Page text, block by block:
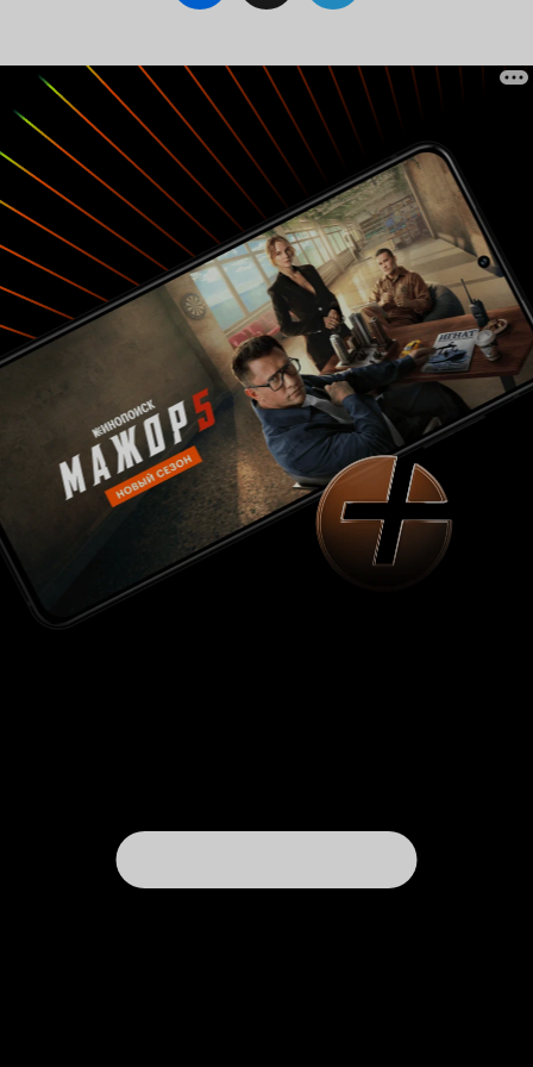
мусорщиками в фильме «Свалка» бразильский
художник Вик Мунис, пригласив их позировать
для своих картин, а потом взяв собой на
престижный аукцион и вручив каждому
вырученные от продажи картин деньги.
Возможно, что–то такое и планировалось
изначально, но по мере развития отношений с
Антоном, замысел всё углублялся и углублялся,
чтобы вывести в итоге к осознанию
абсолютной истины и одновременно
абсолютной «банальности». Всё дело в любви.
Антон – это та лакмусовая бумажка,
отражающая её уровень в обществе. Нет, не в
обществе. В окружающих его людях. Без неё он
хиреет, совсем как цветок без воды. С ней –
начинает преображаться. И то и другое
фиксирует камера. Мы видим постоянно
меняющийся процесс – то расцвета, то
увядания. Эксперимент, поставленный
обществом. Эксперимент уникальный уже
потому только, что поставлен на человеке, хотя
на людях ставить эксперименты вроде как
запрещено. Собственно, главная
составляющая несанкционированного никем
опыта – мытарства аутиста Антона Харитонова
между его собственной питерской квартирой,
из которой когда-то давно ушёл отец и вот-вот
ставит далеко не утешительный диагноз
нашему миру и нашему времени. Такое
ощущение, что это кино снималось не четыре